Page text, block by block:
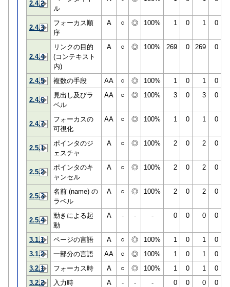
2.4.2
ル
2.4.3
フォーカス順
序
A ○ ◎ 100% 1 0 1 0
2.4.4
リンクの目的
(コンテキスト
内)
A ○ ◎ 100% 269 0 269 0
2.4.5 複数の手段 AA ○ ◎ 100% 1 0 1 0
2.4.6
見出し及びラ
ベル
AA ○ ◎ 100% 3 0 3 0
2.4.7
フォーカスの
可視化
AA ○ ◎ 100% 1 0 1 0
2.5.1
ポインタのジ
ェスチャ
A ○ ◎ 100% 2 0 2 0
2.5.2
ポインタのキ
ャンセル
A ○ ◎ 100% 2 0 2 0
2.5.3
名前 (name) の
ラベル
A ○ ◎ 100% 2 0 2 0
2.5.4
動きによる起
動
A - - - 0 0 0 0
3.1.1 ページの言語 A ○ ◎ 100% 1 0 1
0
3.1.2
一部分の言語 AA ○ ◎ 100% 1 0 1
0
3.2.1
フォーカス時 A ○ ◎ 100% 1 0 1
0
3.2.2
入力時 A - - - 0 0 0 0